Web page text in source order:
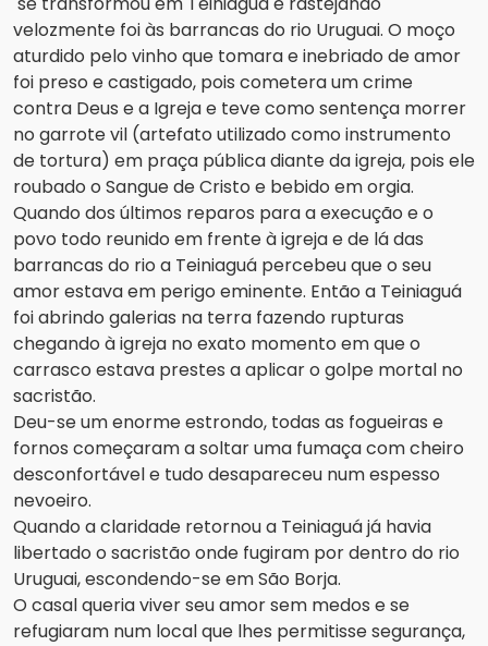
velozmente foi às barrancas do rio Uruguai. O moço
aturdido pelo vinho que tomara e inebriado de amor
foi preso e castigado, pois cometera um crime
contra Deus e a Igreja e teve como sentença morrer
no garrote vil (artefato utilizado como instrumento
de tortura) em praça pública diante da igreja, pois ele
roubado o Sangue de Cristo e bebido em orgia.
Quando dos últimos reparos para a execução e o
povo todo reunido em frente à igreja e de lá das
barrancas do rio a Teiniaguá percebeu que o seu
amor estava em perigo eminente. Então a Teiniaguá
foi abrindo galerias na terra fazendo rupturas
chegando à igreja no exato momento em que o
carrasco estava prestes a aplicar o golpe mortal no
sacristão.
Deu-se um enorme estrondo, todas as fogueiras e
fornos começaram a soltar uma fumaça com cheiro
desconfortável e tudo desapareceu num espesso
nevoeiro.
Quando a claridade retornou a Teiniaguá já havia
libertado o sacristão onde fugiram por dentro do rio
Uruguai, escondendo-se em São Borja.
O casal queria viver seu amor sem medos e se
refugiaram num local que lhes permitisse segurança,